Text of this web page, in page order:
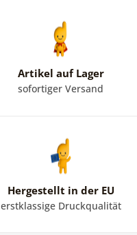
Artikel auf Lager
sofortiger Versand
Hergestellt in der EU
erstklassige Druckqualität